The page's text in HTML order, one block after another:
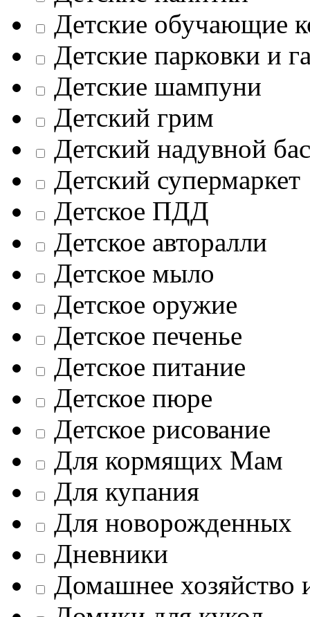
Детские обучающие
Детские парковки и
Детские шампуни
Детский грим
Детский надувной
Детский супермаркет
Детское ПДД
Детское авторалли
Детское мыло
Детское оружие
Детское печенье
Детское питание
Детское пюре
Детское рисование
Для кормящих Мам
Для купания
Для новорожденных
Дневники
Домашнее хозяйство